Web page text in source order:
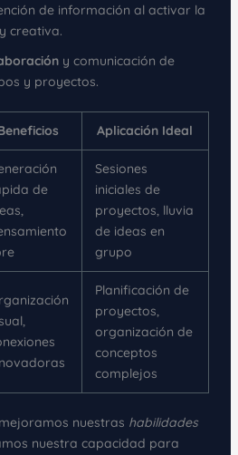
de información al activar la
creativa.
y comunicación de
y proyectos.
Aplicación Ideal
de
Sesiones
iniciales de
proyectos, lluvia
de ideas en
grupo
Planificación de
proyectos,
organización de
conceptos
complejos
nuestras habilidades
nuestra capacidad para